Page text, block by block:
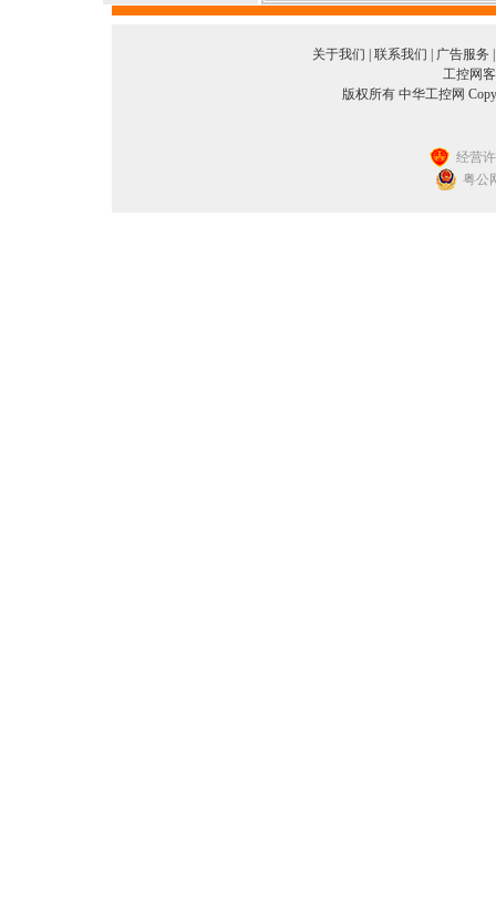
关于我们 联系我们 广告服务
工控网
版权所有 中华工控网
经营
粤公